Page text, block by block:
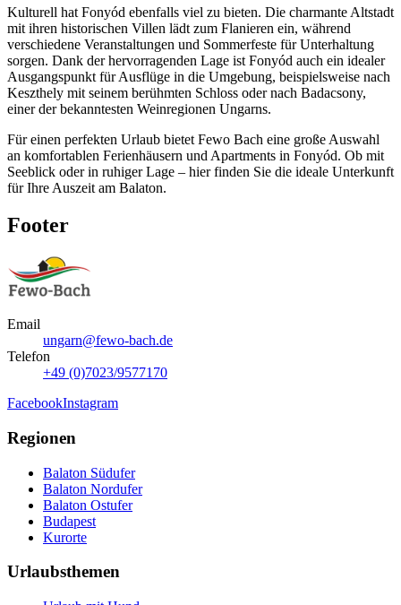
Kulturell hat Fonyód ebenfalls viel zu bieten. Die charmante Altstadt
mit ihren historischen Villen lädt zum Flanieren ein, während
verschiedene Veranstaltungen und Sommerfeste für Unterhaltung
sorgen. Dank der hervorragenden Lage ist Fonyód auch ein idealer
Ausgangspunkt für Ausflüge in die Umgebung, beispielsweise nach
Keszthely mit seinem berühmten Schloss oder nach Badacsony,
einer der bekanntesten Weinregionen Ungarns.
Für einen perfekten Urlaub bietet Fewo Bach eine große Auswahl
an komfortablen Ferienhäusern und Apartments in Fonyód. Ob mit
Seeblick oder in ruhiger Lage – hier finden Sie die ideale Unterkunft
für Ihre Auszeit am Balaton.
Footer
Email
ungarn@fewo-bach.de
Telefon
+49 (0)7023/9577170
FacebookInstagram
Regionen
Balaton Südufer
Balaton Nordufer
Balaton Ostufer
Budapest
Kurorte
Urlaubsthemen